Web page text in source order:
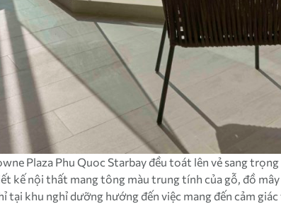
Plaza Phu Quoc Starbay đều toát lên vẻ sang
kế nội thất mang tông màu trung tính của gỗ, đồ
tại khu nghỉ dưỡng hướng đến việc mang đến cảm